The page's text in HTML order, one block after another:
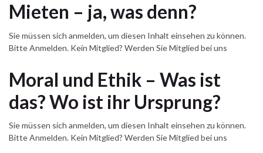
Mieten – ja, was denn?
Sie müssen sich anmelden, um diesen Inhalt einsehen zu können.
Bitte Anmelden. Kein Mitglied? Werden Sie Mitglied bei uns
Moral und Ethik – Was ist
das? Wo ist ihr Ursprung?
Sie müssen sich anmelden, um diesen Inhalt einsehen zu können.
Bitte Anmelden. Kein Mitglied? Werden Sie Mitglied bei uns